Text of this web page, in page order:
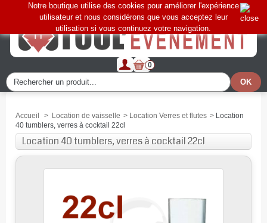
0
Notre boutique utilise des cookies pour améliorer l'expérience
utilisateur et nous considérons que vous acceptez leur
utilisation si vous continuez votre navigation.
Accueil > Location de vaisselle > Location Verres et flutes > Location
40 tumblers, verres à cocktail 22cl
Location 40 tumblers, verres à cocktail 22cl